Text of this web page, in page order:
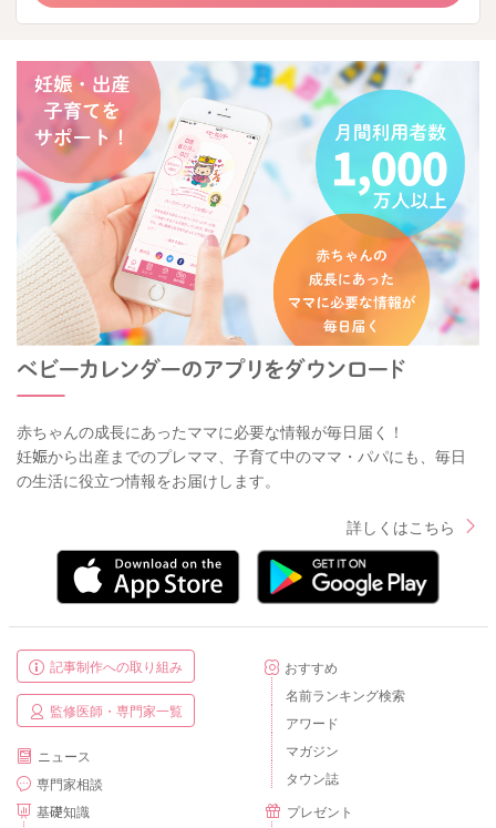
赤ちゃんの成長にあったママに必要な情報が毎日届く！
妊娠から出産までのプレママ、子育て中のママ・パパにも、毎日
の生活に役立つ情報をお届けします。
詳しくはこちら
記事制作への取り組み
監修医師・専門家一覧
ニュース
専門家相談
基礎知識
おすすめ
名前ランキング検索
アワード
マガジン
タウン誌
プレゼント